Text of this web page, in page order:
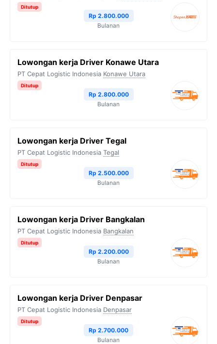
Ditutup
Rp 2.800.000
Bulanan
Lowongan kerja Driver Konawe Utara
PT Cepat Logistic Indonesia Konawe Utara
Ditutup
Rp 2.800.000
Bulanan
Lowongan kerja Driver Tegal
PT Cepat Logistic Indonesia Tegal
Ditutup
Rp 2.500.000
Bulanan
Lowongan kerja Driver Bangkalan
PT Cepat Logistic Indonesia Bangkalan
Ditutup
Rp 2.200.000
Bulanan
Lowongan kerja Driver Denpasar
PT Cepat Logistic Indonesia Denpasar
Ditutup
Rp 2.700.000
Bulanan